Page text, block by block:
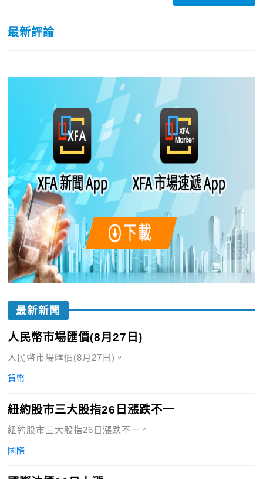
最新評論
最新新聞
人民幣市場匯價(8月27日)
人民幣市場匯價(8月27日)。
貨幣
紐約股市三大股指26日漲跌不一
紐約股市三大股指26日漲跌不一。
國際